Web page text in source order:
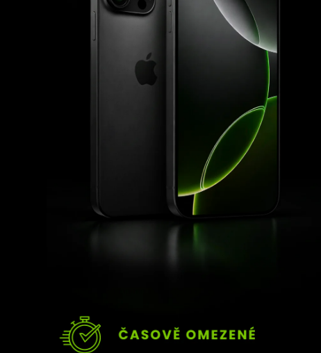
divizemi.
zdroj: mmashorties
Nejnovější příspěvky